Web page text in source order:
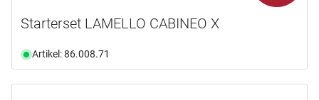
Starterset LAMELLO CABINEO X
Artikel: 86.008.71